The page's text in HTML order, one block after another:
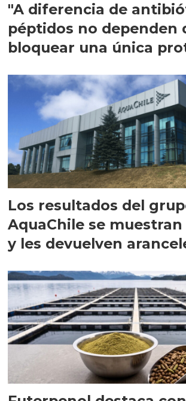
"A diferencia de
péptidos no dependen
bloquear una única
Los resultados del
AquaChile se
y les devuelven